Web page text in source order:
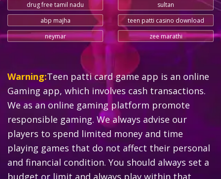
drug free tamil nadu
sultan
abp majha
teen patti casino download
neymar
zee marathi
Warning:Teen patti card game app is an online
Gaming app, which involves cash transactions.
We as an online gaming platform promote
responsible gaming. We always advise our
players to spend limited money and time
playing games that do not affect their personal
and financial condition. You should always set a
budget or limit and always play within that